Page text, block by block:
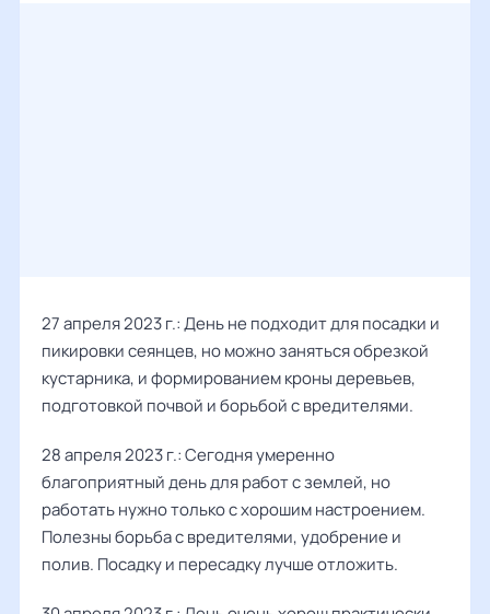
27 апреля 2023 г.: День не подходит для посадки и
пикировки сеянцев, но можно заняться обрезкой
кустарника, и формированием кроны деревьев,
подготовкой почвой и борьбой с вредителями.
28 апреля 2023 г.: Сегодня умеренно
благоприятный день для работ с землей, но
работать нужно только с хорошим настроением.
Полезны борьба с вредителями, удобрение и
полив. Посадку и пересадку лучше отложить.